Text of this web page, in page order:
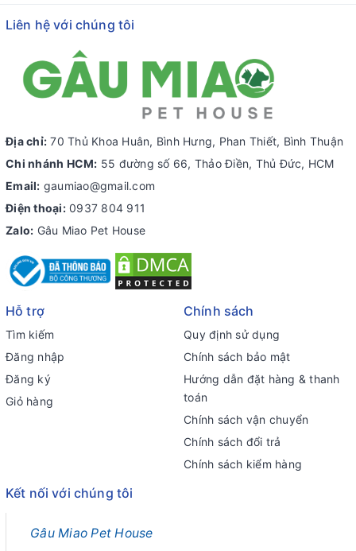
Liên hệ với chúng tôi
Địa chỉ: 70 Thủ Khoa Huân, Bình Hưng, Phan Thiết, Bình Thuận
Chi nhánh HCM: 55 đường số 66, Thảo Điền, Thủ Đức, HCM
Email: gaumiao@gmail.com
Điện thoại: 0937 804 911
Zalo: Gâu Miao Pet House
Hỗ trợ
Tìm kiếm
Đăng nhập
Đăng ký
Giỏ hàng
Chính sách
Quy định sử dụng
Chính sách bảo mật
Hướng dẫn đặt hàng & thanh
toán
Chính sách vận chuyển
Chính sách đổi trả
Chính sách kiểm hàng
Kết nối với chúng tôi
Gâu Miao Pet House